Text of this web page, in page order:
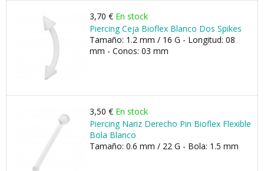
3,70 € En stock
Piercing Ceja Bioflex Blanco Dos Spikes
Tamaño: 1.2 mm / 16 G - Longitud: 08
mm - Conos: 03 mm
3,50 € En stock
Piercing Nariz Derecho Pin Bioflex Flexible
Bola Blanco
Tamaño: 0.6 mm / 22 G - Bola: 1.5 mm